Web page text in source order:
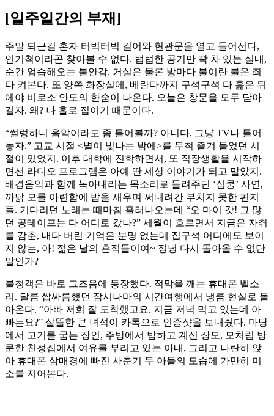
[일주일간의 부재]
주말 퇴근길 혼자 터벅터벅 걸어와 현관문을 열고 들어선다,
인기척이라곤 찾아볼 수 없다. 텁텁한 공기만 꽉 차 있는 실내,
순간 엄습해오는 불안감. 거실은 물론 방마다 불이란 불은 죄
다 켜본다. 또 양쪽 화장실에, 베란다까지 구석구석 다 훑은 뒤
에야 비로소 안도의 한숨이 나온다. 오늘은 창문을 모두 닫아
걸자. 왜? 나 홀로 집이기 때문이다.
“썰렁하니 음악이라도 좀 틀어볼까? 아니다, 그냥 TV나 틀어
놓자.” 고교 시절 <별이 빛나는 밤에>를 무척 즐겨 들었던 시
절이 있었지. 이후 대학에 진학하면서, 또 직장생활을 시작하
면선 라디오 프로그램은 아예 딴 세상 이야기가 되고 말았지.
배경음악과 함께 녹아내리는 목소리로 들려주던 ‘심쿵’ 사연,
까닭 모를 아련함에 밤을 새우며 써내려간 부치지 못한 편지
들. 기다리던 노래는 때마침 흘러나오는데 “오 마이 갓! 그 많
던 공테이프는 다 어디로 갔나?” 세월이 흐르면서 지금은 자취
를 감춘, 내다 버린 기억은 분명 없는데 집구석 어디에도 보이
지 않는, 아! 젊은 날의 흔적들이여~ 정녕 다시 돌아올 수 없단
말인가?
불청객은 바로 그즈음에 등장했다. 적막을 깨는 휴대폰 벨소
리. 달콤 쌉싸름했던 잠시나마의 시간여행에서 냉큼 현실로 돌
아온다. “아빠 저희 잘 도착했고요. 지금 저녁 먹고 있는데 아
빠는요?” 살뜰한 큰 녀석이 카톡으로 인증샷을 보내줬다. 마당
에서 고기를 굽는 장인, 주방에서 밥하고 계신 장모, 모처럼 방
문한 친정집에서 여유를 부리고 있는 아내, 그리고 나란히 앉
아 휴대폰 삼매경에 빠진 사춘기 두 아들의 모습에 가만히 미
소를 지어본다.